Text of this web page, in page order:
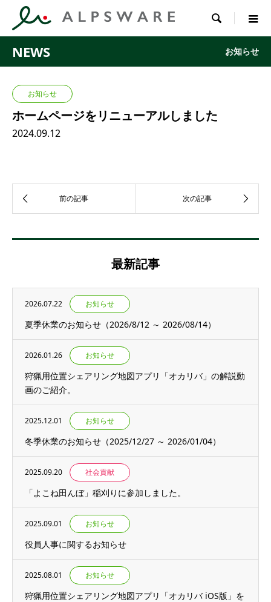

NEWS お知らせ
お知らせ
ホームページをリニューアルしました
2024.09.12
最新記事
2026.07.22 お知らせ
夏季休業のお知らせ（2026/8/12 ～ 2026/08/14）
2026.01.26 お知らせ
狩猟用位置シェアリング地図アプリ「オカリバ」の解説動
画のご紹介。
2025.12.01 お知らせ
冬季休業のお知らせ（2025/12/27 ～ 2026/01/04）
2025.09.20 社会貢献
「よこね田んぼ」稲刈りに参加しました。
2025.09.01 お知らせ
役員人事に関するお知らせ
2025.08.01 お知らせ
狩猟用位置シェアリング地図アプリ「オカリバ iOS版」を